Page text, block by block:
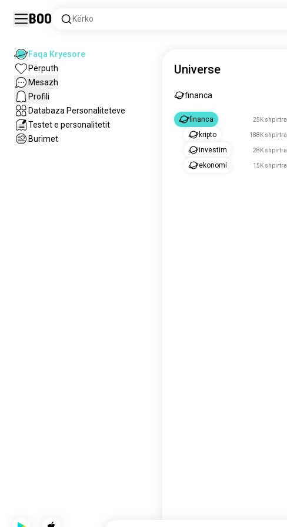
Boo Kërko
Faqa Kryesore
Përputh
Mesazh
Profili
Databaza Personaliteteve
Testet e personalitetit
Burimet
Universe
financa
financa 25K shpirtra
kripto 188K shpirtra
investim 28K shpirtra
ekonomi 15K shpirtra